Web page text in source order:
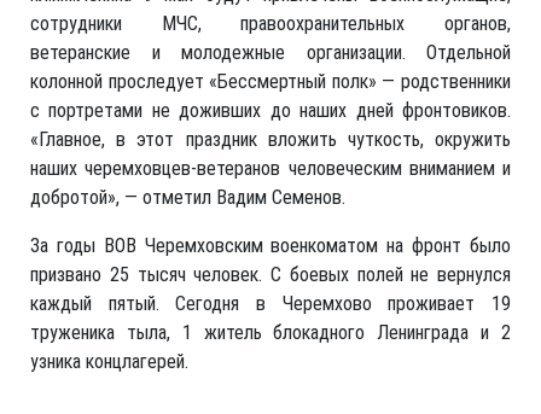
сотрудники МЧС, правоохранительных органов,
ветеранские и молодежные организации. Отдельной
колонной проследует «Бессмертный полк» — родственники
с портретами не доживших до наших дней фронтовиков.
«Главное, в этот праздник вложить чуткость, окружить
наших черемховцев-ветеранов человеческим вниманием и
добротой», — отметил Вадим Семенов.
За годы ВОВ Черемховским военкоматом на фронт было
призвано 25 тысяч человек. С боевых полей не вернулся
каждый пятый. Сегодня в Черемхово проживает 19
труженика тыла, 1 житель блокадного Ленинграда и 2
узника концлагерей.